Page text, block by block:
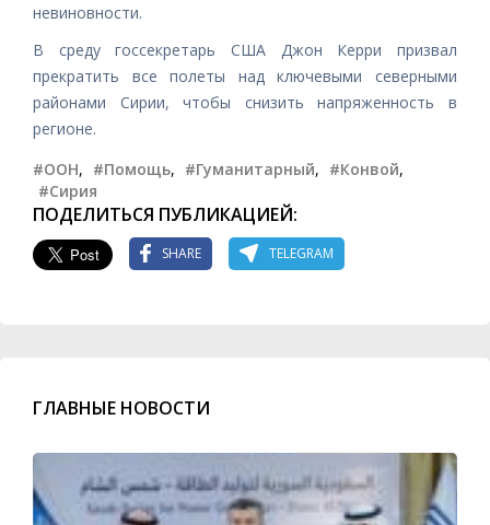
невиновности.
В среду госсекретарь США Джон Керри призвал
прекратить
все полеты над ключевыми северными
районами Сирии, чтобы снизить напряженность в
регионе.
#ООН, #Помощь, #Гуманитарный, #Конвой,
#Сирия
ПОДЕЛИТЬСЯ ПУБЛИКАЦИЕЙ:
SHARE TELEGRAM
ГЛАВНЫЕ НОВОСТИ